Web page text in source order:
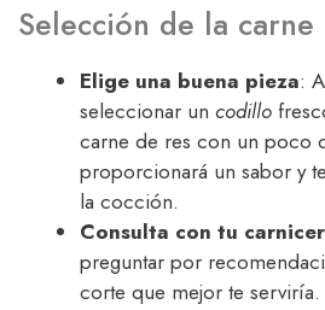
Selección de la carne
Elige una buena pieza:
seleccionar un codillo
carne de res con un poco
proporcionará un sabor y
la cocción.
Consulta con tu
preguntar por
corte que mejor te serviría.